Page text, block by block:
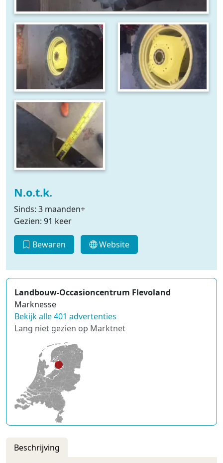
N.o.t.k.
Sinds: 3 maanden+
Gezien: 91 keer
Bewaren Website
Landbouw-Occasioncentrum Flevoland
Marknesse
Bekijk alle 401 advertenties
Lang niet gezien op Marktnet
Beschrijving